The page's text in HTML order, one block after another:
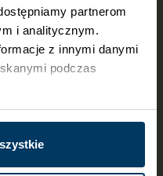
partnerom
i analitycznym.
z innymi danymi
podczas
oraz możliwość
są w
Uczestników jest
z o.o. z siedzibą w
255 Warszawa), wpisana do
Rejestru Sądowego
Krajowego Rejestru
o kapitale
złotych.
ochrony danych